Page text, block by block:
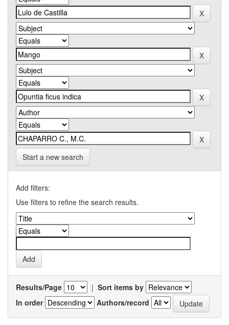
Start a new search
Add filters:
Use filters to refine the search results.
Results/Page | Sort items by
In order
Authors/record